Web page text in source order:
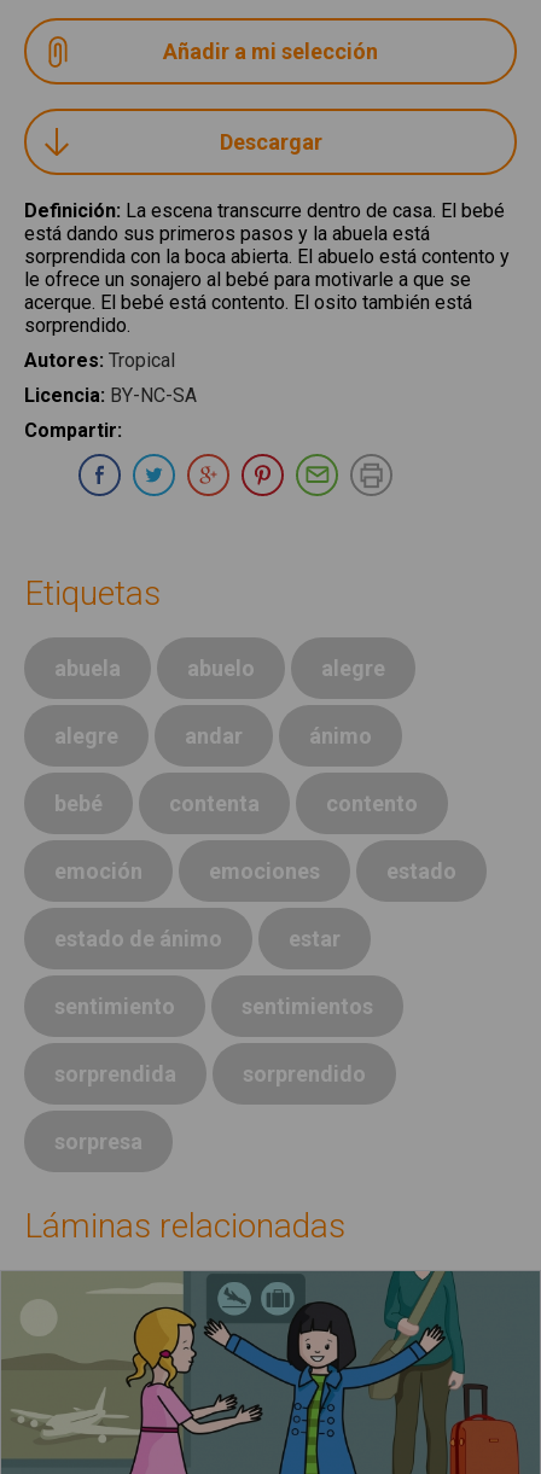
Descargar
Definición: La escena transcurre dentro de casa. El bebé
está dando sus primeros pasos y la abuela está
sorprendida con la boca abierta. El abuelo está contento y
le ofrece un sonajero al bebé para motivarle a que se
acerque. El bebé está contento. El osito también está
sorprendido.
Autores: Tropical
Licencia: BY-NC-SA
Compartir:
Compartir en Whatsapp
Compartir en Facebook
Compartir en Twitter
Compartir en Google Plus
Compartir en Pinterest
Compartir por E-
Etiquetas
abuela abuelo alegre
alegre andar ánimo
bebé contenta contento
emoción emociones estado
estado de ánimo estar
sentimiento sentimientos
sorprendida sorprendido
sorpresa
Láminas relacionadas